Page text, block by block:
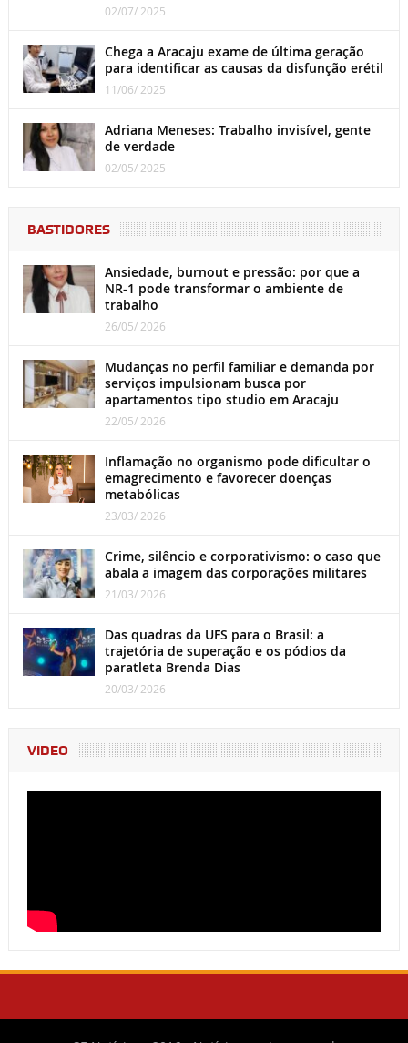
02/07/ 2025
Chega a Aracaju exame de última geração
para identificar as causas da disfunção erétil
11/06/ 2025
Adriana Meneses: Trabalho invisível, gente
de verdade
02/05/ 2025
BASTIDORES
Ansiedade, burnout e pressão: por que a
NR-1 pode transformar o ambiente de
trabalho
26/05/ 2026
Mudanças no perfil familiar e demanda por
serviços impulsionam busca por
apartamentos tipo studio em Aracaju
22/05/ 2026
Inflamação no organismo pode dificultar o
emagrecimento e favorecer doenças
metabólicas
23/03/ 2026
Crime, silêncio e corporativismo: o caso que
abala a imagem das corporações militares
21/03/ 2026
Das quadras da UFS para o Brasil: a
trajetória de superação e os pódios da
paratleta Brenda Dias
20/03/ 2026
VIDEO